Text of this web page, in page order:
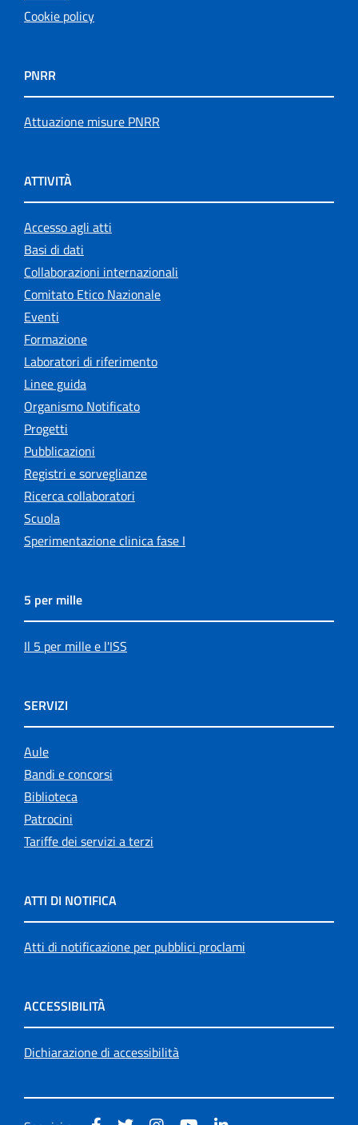
Cookie policy
PNRR
Attuazione misure PNRR
ATTIVITÀ
Accesso agli atti
Basi di dati
Collaborazioni internazionali
Comitato Etico Nazionale
Eventi
Formazione
Laboratori di riferimento
Linee guida
Organismo Notificato
Progetti
Pubblicazioni
Registri e sorveglianze
Ricerca collaboratori
Scuola
Sperimentazione clinica fase I
5 per mille
Il 5 per mille e l'ISS
SERVIZI
Aule
Bandi e concorsi
Biblioteca
Patrocini
Tariffe dei servizi a terzi
ATTI DI NOTIFICA
Atti di notificazione per pubblici proclami
ACCESSIBILITÀ
Dichiarazione di accessibilità